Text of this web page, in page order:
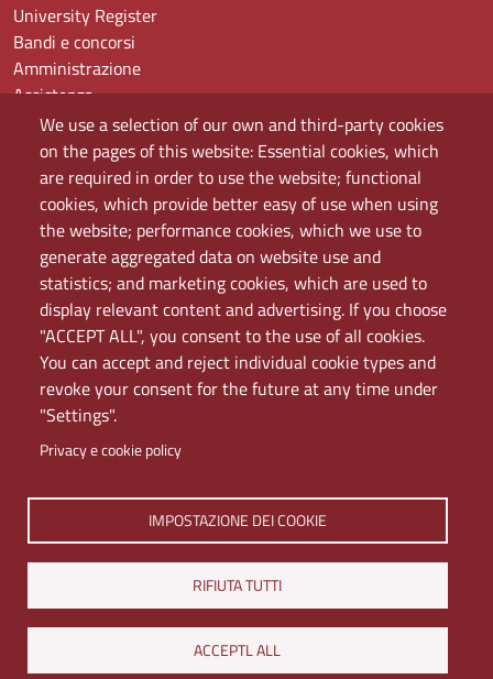
We use a selection of our own and third-party cookies
on the pages of this website: Essential cookies, which
are required in order to use the website; functional
cookies, which provide better easy of use when using
the website; performance cookies, which we use to
generate aggregated data on website use and
statistics; and marketing cookies, which are used to
display relevant content and advertising. If you choose
"ACCEPT ALL", you consent to the use of all cookies.
You can accept and reject individual cookie types and
revoke your consent for the future at any time under
"Settings".
Privacy e cookie policy
IMPOSTAZIONE DEI COOKIE
RIFIUTA TUTTI
ACCEPTL ALL
University Register
Bandi e concorsi
Amministrazione
Assistenza
Domande frequenti (FAQ)
Elenco dei siti tematici
Mappa del sito
PEC
Rete Wi-Fi Eduroam
Servizio Proxy
Guida all’uso del portale
Università di Napoli L'Orientale. Palazzo Du Mesnil -
Via Chiatamone 61/62 - 80121 Napoli
Tel. +390816909000 | Partita IVA 00297640633 | PEC:
ateneo@pec.unior.it
Iscrizione al REA - CCIAA di Napoli n. NA-1112377